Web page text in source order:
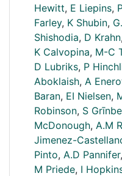
Hewitt, E Liepins,
Farley, K Shubin,
Shishodia, D Krahn,
K Calvopina, M-C
D Lubriks, P
Aboklaish, A
Baran, EI Nielsen,
Robinson, S
McDonough, A.M
Jimenez-
Pinto, A.D Pannifer,
M Priede, I